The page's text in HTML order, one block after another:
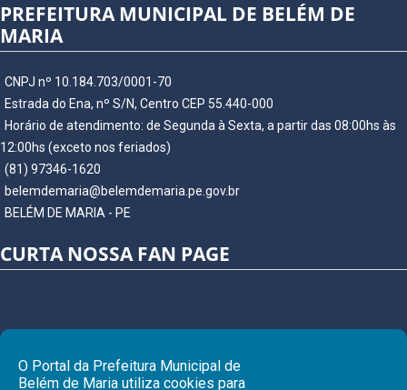
PREFEITURA MUNICIPAL DE BELÉM DE
MARIA
CNPJ nº 10.184.703/0001-70
Estrada do Ena, nº S/N, Centro CEP 55.440-000
Horário de atendimento: de Segunda à Sexta, a partir das 08:00hs às
12:00hs (exceto nos feriados)
(81) 97346-1620
belemdemaria@belemdemaria.pe.gov.br
BELÉM DE MARIA - PE
CURTA NOSSA FAN PAGE
O Portal da Prefeitura Municipal de
Belém de Maria utiliza cookies para